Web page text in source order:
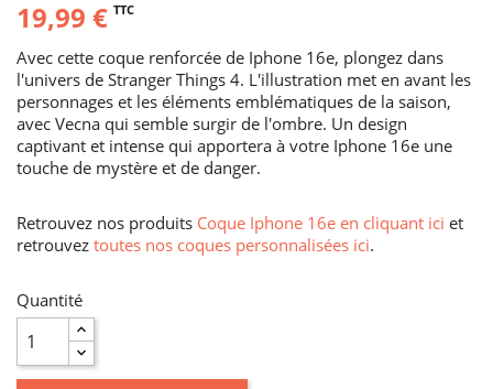
19,99 € TTC
Avec cette coque renforcée de Iphone 16e, plongez dans
l'univers de Stranger Things 4. L'illustration met en avant les
personnages et les éléments emblématiques de la saison,
avec Vecna qui semble surgir de l'ombre. Un design
captivant et intense qui apportera à votre Iphone 16e une
touche de mystère et de danger.
Retrouvez nos produits Coque Iphone 16e en cliquant ici et
retrouvez toutes nos coques personnalisées ici.
Quantité